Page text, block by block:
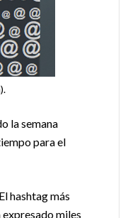
la semana
para el
hashtag más
miles